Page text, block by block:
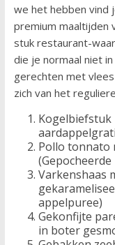
we het hebben vind
premium maaltijden
stuk restaurant-
die je normaal niet
gerechten met
zich van het
Pollo tonnato
Varkenshaas
appelpuree)
Gekonfijte
in boter